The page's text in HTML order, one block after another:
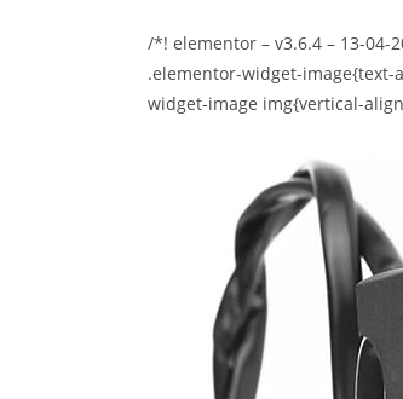
/*! elementor – v3.6.4 – 13-04-
.elementor-widget-image{text-
widget-image img{vertical-